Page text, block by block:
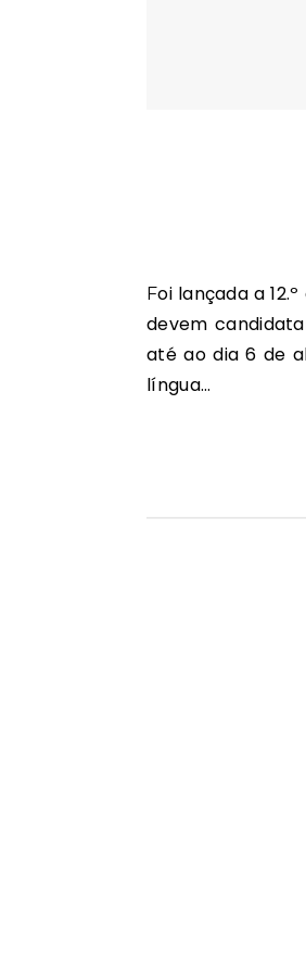
Foi lançada a 12.º edição do concurso Conta-nos uma história! Os interessados em participar
devem
até ao dia 6 de
língua…